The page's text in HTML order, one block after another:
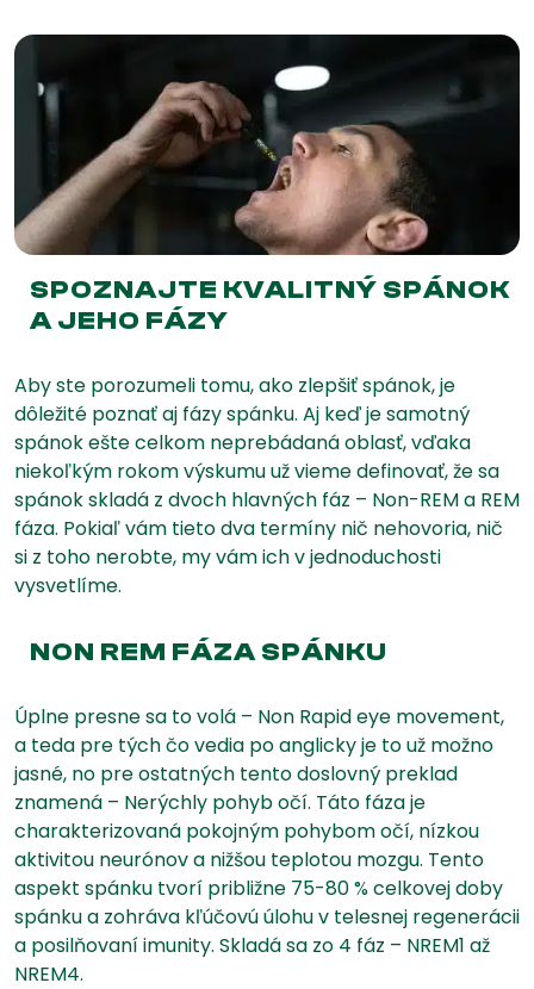
SPOZNAJTE KVALITNÝ SPÁNOK
A JEHO FÁZY
Aby ste porozumeli tomu, ako zlepšiť spánok, je
dôležité poznať aj fázy spánku. Aj keď je samotný
spánok ešte celkom neprebádaná oblasť, vďaka
niekoľkým rokom výskumu už vieme definovať, že sa
spánok skladá z dvoch hlavných fáz – Non-REM a REM
fáza. Pokiaľ vám tieto dva termíny nič nehovoria, nič
si z toho nerobte, my vám ich v jednoduchosti
vysvetlíme.
NON REM FÁZA SPÁNKU
Úplne presne sa to volá – Non Rapid eye movement,
a teda pre tých čo vedia po anglicky je to už možno
jasné, no pre ostatných tento doslovný preklad
znamená – Nerýchly pohyb očí. Táto fáza je
charakterizovaná pokojným pohybom očí, nízkou
aktivitou neurónov a nižšou teplotou mozgu. Tento
aspekt spánku tvorí približne 75-80 % celkovej doby
spánku a zohráva kľúčovú úlohu v telesnej regenerácii
a posilňovaní imunity. Skladá sa zo 4 fáz – NREM1 až
NREM4.